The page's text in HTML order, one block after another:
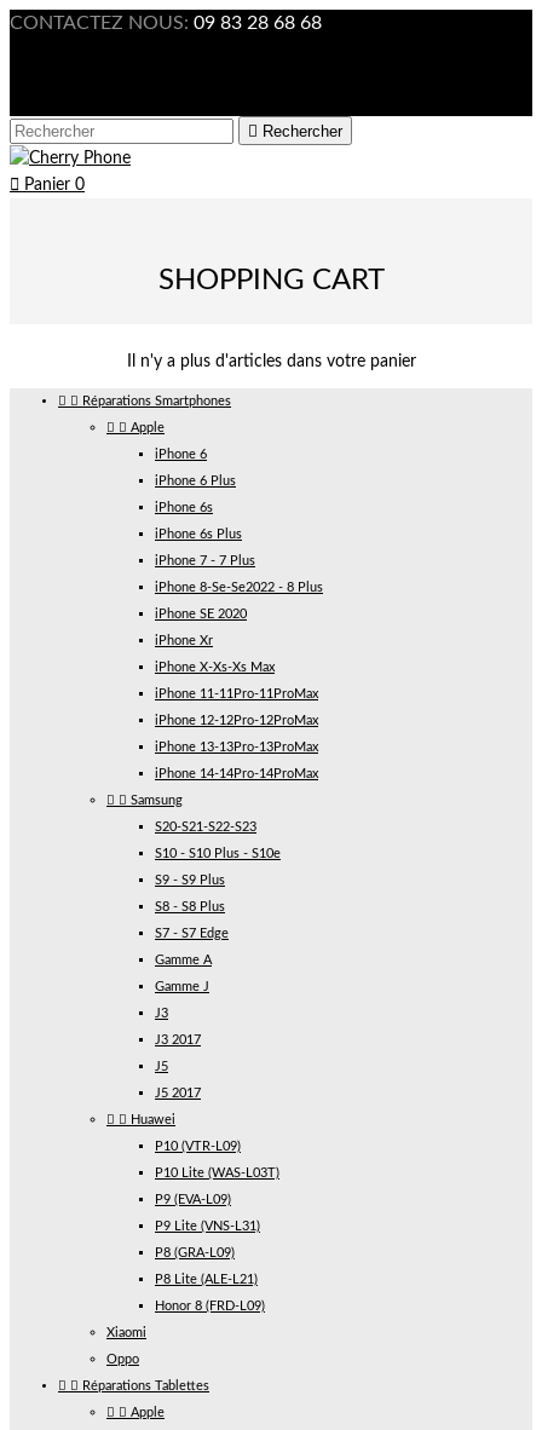
CONTACTEZ NOUS: 09 83 28 68 68
 Rechercher
 Panier 0
SHOPPING CART
Il n'y a plus d'articles dans votre panier
  Réparations Smartphones
  Apple
iPhone 6
iPhone 6 Plus
iPhone 6s
iPhone 6s Plus
iPhone 7 - 7 Plus
iPhone 8-Se-Se2022 - 8 Plus
iPhone SE 2020
iPhone Xr
iPhone X-Xs-Xs Max
iPhone 11-11Pro-11ProMax
iPhone 12-12Pro-12ProMax
iPhone 13-13Pro-13ProMax
iPhone 14-14Pro-14ProMax
  Samsung
S20-S21-S22-S23
S10 - S10 Plus - S10e
S9 - S9 Plus
S8 - S8 Plus
S7 - S7 Edge
Gamme A
Gamme J
J3
J3 2017
J5
J5 2017
  Huawei
P10 (VTR-L09)
P10 Lite (WAS-L03T)
P9 (EVA-L09)
P9 Lite (VNS-L31)
P8 (GRA-L09)
P8 Lite (ALE-L21)
Honor 8 (FRD-L09)
Xiaomi
Oppo
  Réparations Tablettes
  Apple